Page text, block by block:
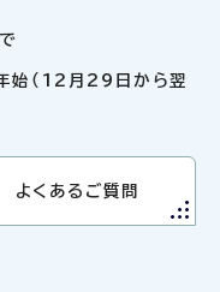
始（12月29日から翌
よくあるご質問